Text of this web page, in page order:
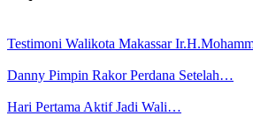
Testimoni Walikota Makassar
Danny Pimpin Rakor Perdana Setelah…
Hari Pertama Aktif Jadi Wali…